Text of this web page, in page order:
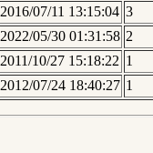
2016/07/11 13:15:04 3
2022/05/30 01:31:58 2
2011/10/27 15:18:22 1
2012/07/24 18:40:27 1